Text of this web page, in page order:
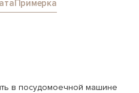
Примерка
в посудомоечной машине